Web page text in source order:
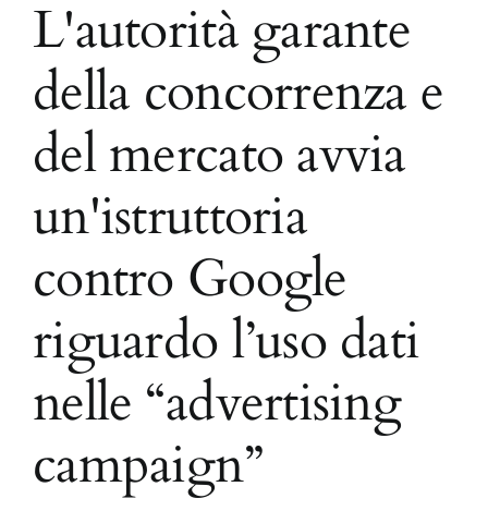
L'autorità garante
della concorrenza e
del mercato avvia
un'istruttoria
contro Google
riguardo l’uso dati
nelle “advertising
campaign”